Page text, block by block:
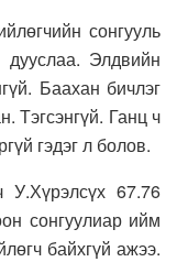
сонгууль
Элдвийн
Баахан бичлэг
Тэгсэнгүй. Ганц ч
гэдэг л болов.
67.76
сонгуулиар ийм
байхгүй ажээ.